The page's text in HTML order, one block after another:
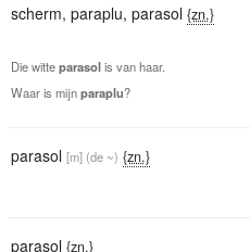
scherm, paraplu, parasol {zn.}
Die witteparasolis van haar.
Waar is mijnparaplu?
parasol [m] (de ~) {zn.}
parasol {zn.}